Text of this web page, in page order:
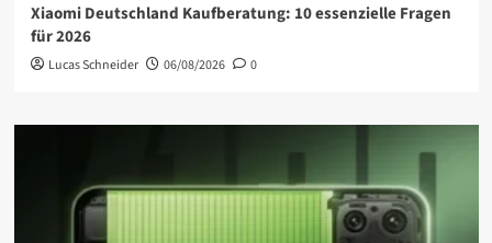
Xiaomi Deutschland Kaufberatung: 10 essenzielle Fragen
für 2026
Lucas Schneider 06/08/2026 0